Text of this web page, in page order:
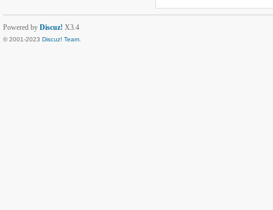
Powered by Discuz! X3.4
© 2001-2023 Discuz! Team